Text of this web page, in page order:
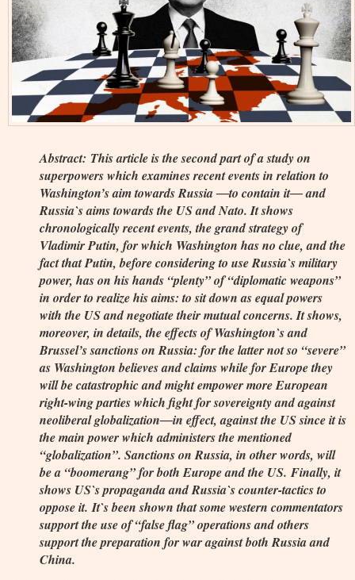
Abstract: This article is the second part of a study on
superpowers which examines recent events in relation to
Washington’s aim towards Russia ―to contain it― and
Russia`s aims towards the US and Nato. It shows
chronologically recent events, the grand strategy of
Vladimir Putin, for which Washington has no clue, and the
fact that Putin, before considering to use Russia`s military
power, has on his hands “plenty” of “diplomatic weapons”
in order to realize his aims: to sit down as equal powers
with the US and negotiate their mutual concerns. It shows,
moreover, in details, the effects of Washington`s and
Brussel’s sanctions on Russia: for the latter not so “severe”
as Washington believes and claims while for Europe they
will be catastrophic and might empower more European
right-wing parties which fight for sovereignty and against
neoliberal globalization―in effect, against the US since it is
the main power which administers the mentioned
“globalization”. Sanctions on Russia, in other words, will
be a “boomerang” for both Europe and the US. Finally, it
shows US`s propaganda and Russia`s counter-tactics to
oppose it.It`s been shown that some western commentators
support the use of “false flag” operations and others
support the preparation for war against both Russia and
China.